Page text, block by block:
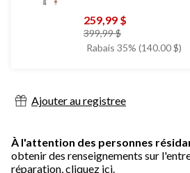
259,99 $
399,99 $prix
était
Rabais 35% (140.00 $)
Ajouter au registree
À l'attention des personnes
obtenir des renseignements sur
réparation,cliquez ici.